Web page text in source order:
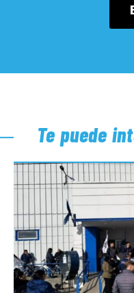
Te puede